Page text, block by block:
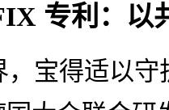
专利：以
，宝得适以